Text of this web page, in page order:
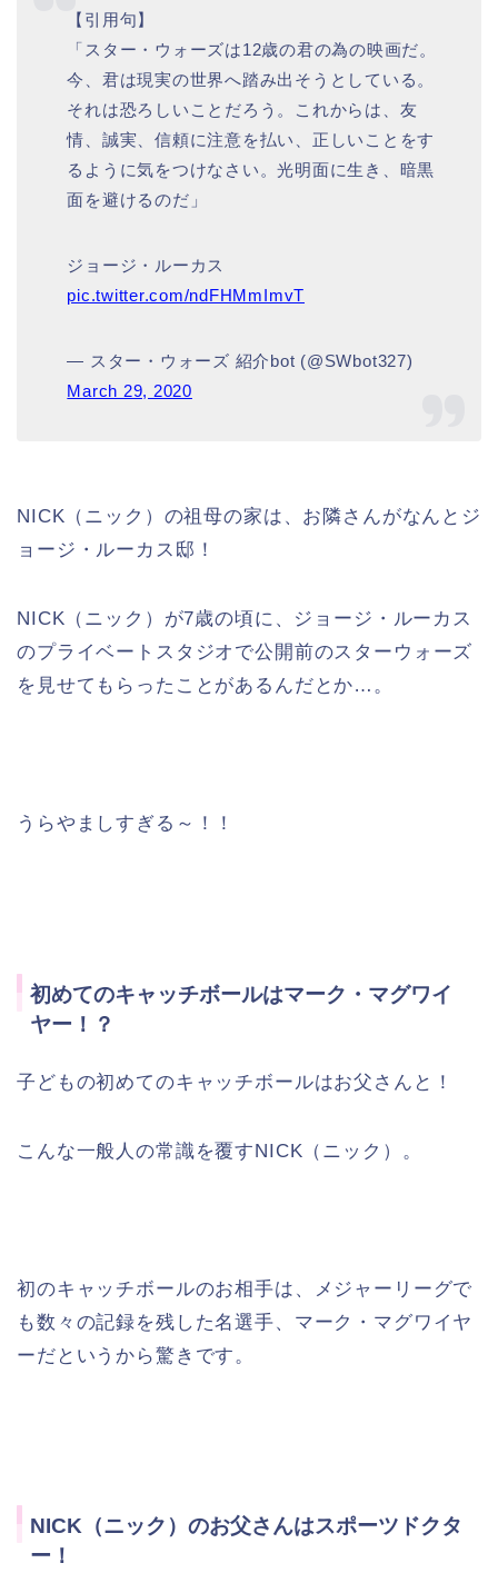
【引用句】
「スター・ウォーズは12歳の君の為の映画だ。
今、君は現実の世界へ踏み出そうとしている。
それは恐ろしいことだろう。これからは、友
情、誠実、信頼に注意を払い、正しいことをす
るように気をつけなさい。光明面に生き、暗黒
面を避けるのだ」
ジョージ・ルーカス
pic.twitter.com/ndFHMmImvT
— スター・ウォーズ 紹介bot (@SWbot327)
March 29, 2020
NICK（ニック）の祖母の家は、お隣さんがなんとジ
ョージ・ルーカス邸！
NICK（ニック）が7歳の頃に、ジョージ・ルーカス
のプライベートスタジオで公開前のスターウォーズ
を見せてもらったことがあるんだとか…。
うらやましすぎる～！！
初めてのキャッチボールはマーク・マグワイ
ヤー！？
子どもの初めてのキャッチボールはお父さんと！
こんな一般人の常識を覆すNICK（ニック）。
初のキャッチボールのお相手は、メジャーリーグで
も数々の記録を残した名選手、マーク・マグワイヤ
ーだというから驚きです。
NICK（ニック）のお父さんはスポーツドクタ
ー！